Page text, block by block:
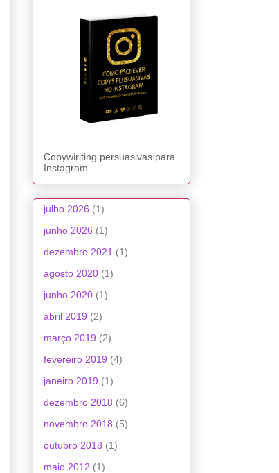
Copywiriting persuasivas para
Instagram
julho 2026 (1)
junho 2026 (1)
dezembro 2021 (1)
agosto 2020 (1)
junho 2020 (1)
abril 2019 (2)
março 2019 (2)
fevereiro 2019 (4)
janeiro 2019 (1)
dezembro 2018 (6)
novembro 2018 (5)
outubro 2018 (1)
maio 2012 (1)